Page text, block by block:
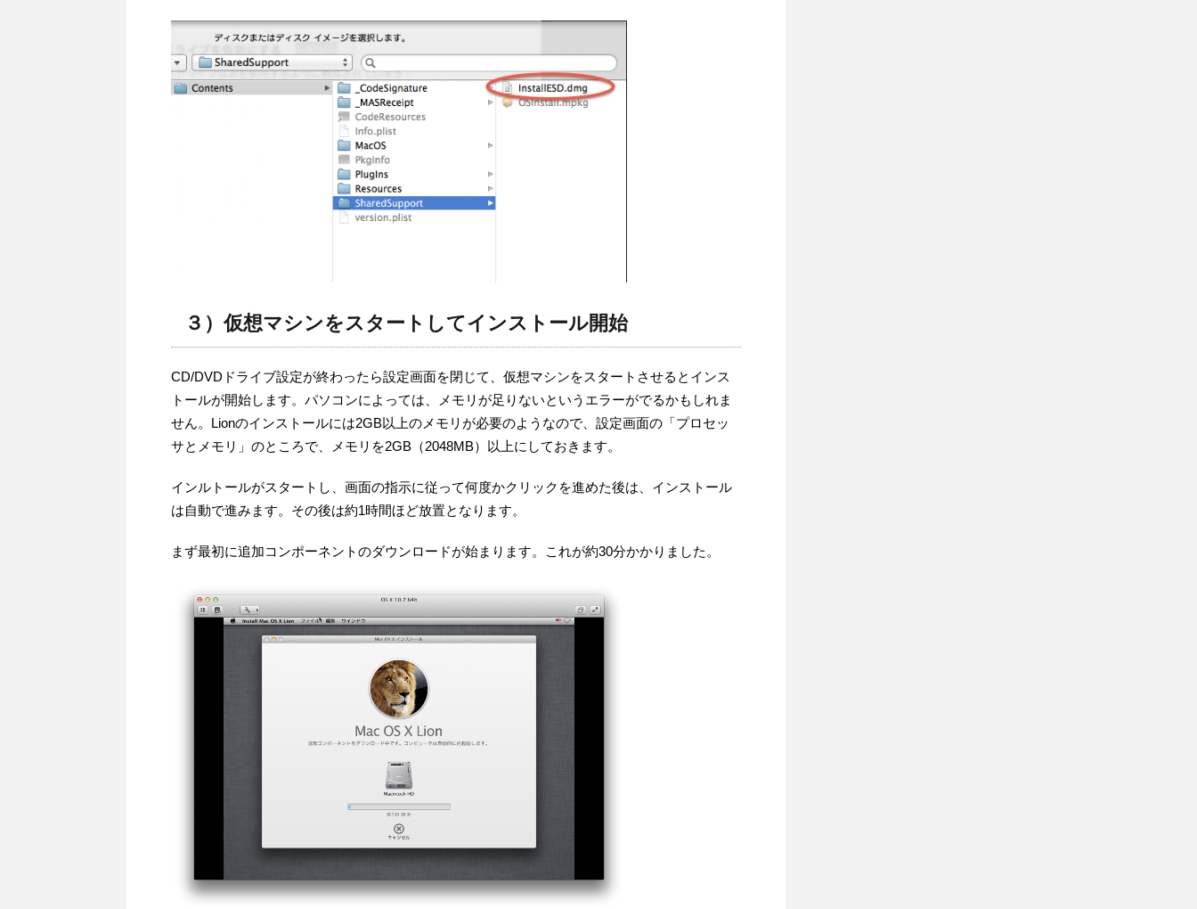
３）仮想マシンをスタートしてインストール開始
CD/DVDドライブ設定が終わったら設定画面を閉じて、仮想マシンをスタートさせるとインス
トールが開始します。パソコンによっては、メモリが足りないというエラーがでるかもしれま
せん。Lionのインストールには2GB以上のメモリが必要のようなので、設定画面の「プロセッ
サとメモリ」のところで、メモリを2GB（2048MB）以上にしておきます。
インルトールがスタートし、画面の指示に従って何度かクリックを進めた後は、インストール
は自動で進みます。その後は約1時間ほど放置となります。
まず最初に追加コンポーネントのダウンロードが始まります。これが約30分かかりました。